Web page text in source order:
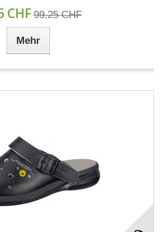
CHF 99.25 CHF
Mehr